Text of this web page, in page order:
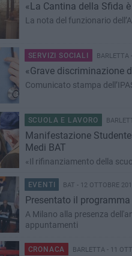
«La Cantina della Sfida
La nota del funzionario
SERVIZI SOCIALI BARLETTA
«Grave discriminazione
Comunicato stampa
SCUOLA E LAVORO
Manifestazione
Medi BAT
«Il rifinanziamento della
EVENTI BAT - 12 OTTOBRE
Presentato il
A Milano alla presenza
appuntamenti
CRONACA BARLETTA - 11